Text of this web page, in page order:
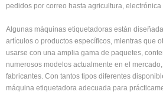
pedidos por correo hasta agricultura,
Algunas máquinas etiquetadoras están
artículos o productos específicos, mientras que
usarse con una amplia gama de paquetes,
numerosos modelos actualmente en el
fabricantes. Con tantos tipos diferentes
máquina etiquetadora adecuada para